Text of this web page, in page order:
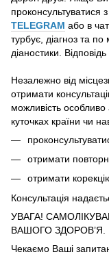
проконсультуватися
TELEGRAM або в
турбує, діагноз та по
діаностики.
Незалежно від
отримати
можливість
куточках країни чи
отримати
отримати
Консультація
УВАГА!
ВАШОГО ЗДОРОВ’Я.
Чекаємо Ваші